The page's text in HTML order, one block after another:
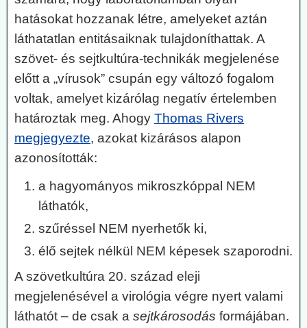
hatásokat hozzanak létre, amelyeket aztán
láthatatlan entitásaiknak tulajdoníthattak. A
szövet- és sejtkultúra-technikák megjelenése
előtt a „vírusok” csupán egy változó fogalom
voltak, amelyet kizárólag negatív értelemben
határoztak meg. Ahogy Thomas Rivers
megjegyezte, azokat kizárásos alapon
azonosították:
a hagyományos mikroszkóppal NEM
láthatók,
szűréssel NEM nyerhetők ki,
élő sejtek nélkül NEM képesek szaporodni.
A szövetkultúra 20. század eleji
megjelenésével a virológia végre nyert valami
láthatót – de csak a sejtkárosodás formájában.